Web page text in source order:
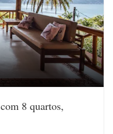
8 quartos,